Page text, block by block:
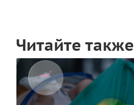
Читайте также